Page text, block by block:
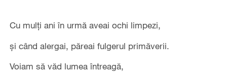
Cu mulți ani în urmă aveai ochi limpezi,
și când alergai, păreai fulgerul primăverii.
Voiam să văd lumea întreagă,